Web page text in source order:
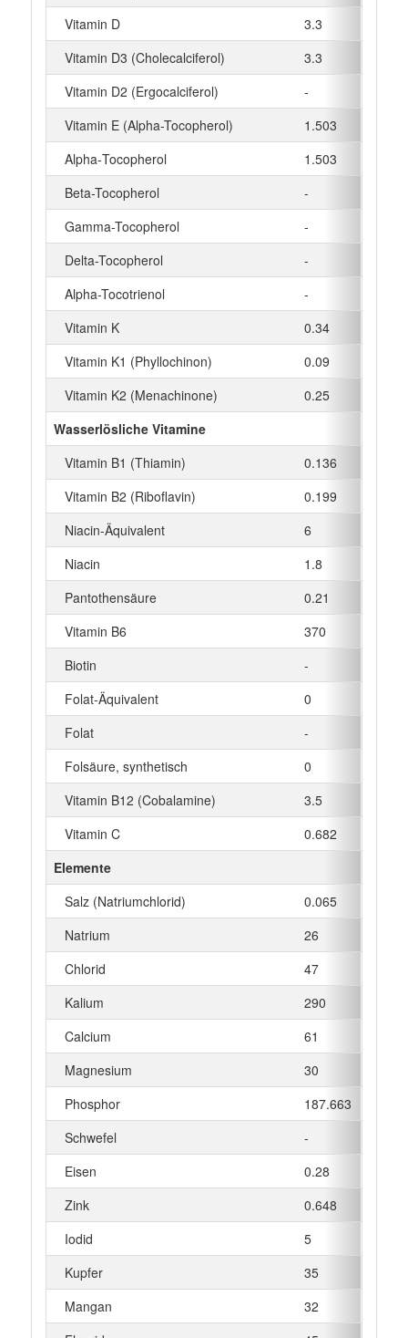
Vitamin D
3.3
Vitamin D3 (Cholecalciferol)
3.3
Vitamin D2 (Ergocalciferol)
-
Vitamin E (Alpha-Tocopherol)
1.503
Alpha‑Tocopherol
1.503
Beta-Tocopherol
-
Gamma-Tocopherol
-
Delta-Tocopherol
-
Alpha-Tocotrienol
-
Vitamin K
0.34
Vitamin K1 (Phyllochinon)
0.09
Vitamin K2 (Menachinone)
0.25
Wasserlösliche Vitamine
Vitamin B1 (Thiamin)
0.136
Vitamin B2 (Riboflavin)
0.199
Niacin-Äquivalent
6
Niacin
1.8
Pantothensäure
0.21
Vitamin B6
370
Biotin
-
Folat-Äquivalent
0
Folat
-
Folsäure, synthetisch
0
Vitamin B12 (Cobalamine)
3.5
Vitamin C
0.682
Elemente
Salz (Natriumchlorid)
0.065
Natrium
26
Chlorid
47
Kalium
290
Calcium
61
Magnesium
30
Phosphor
187.663
Schwefel
-
Eisen
0.28
Zink
0.648
Iodid
5
Kupfer
35
Mangan
32